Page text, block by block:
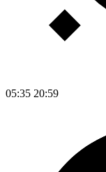
05:35 20:59